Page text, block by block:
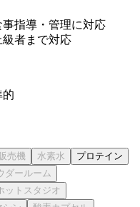
指導・管理に対応
者まで対応
的
プロテイン